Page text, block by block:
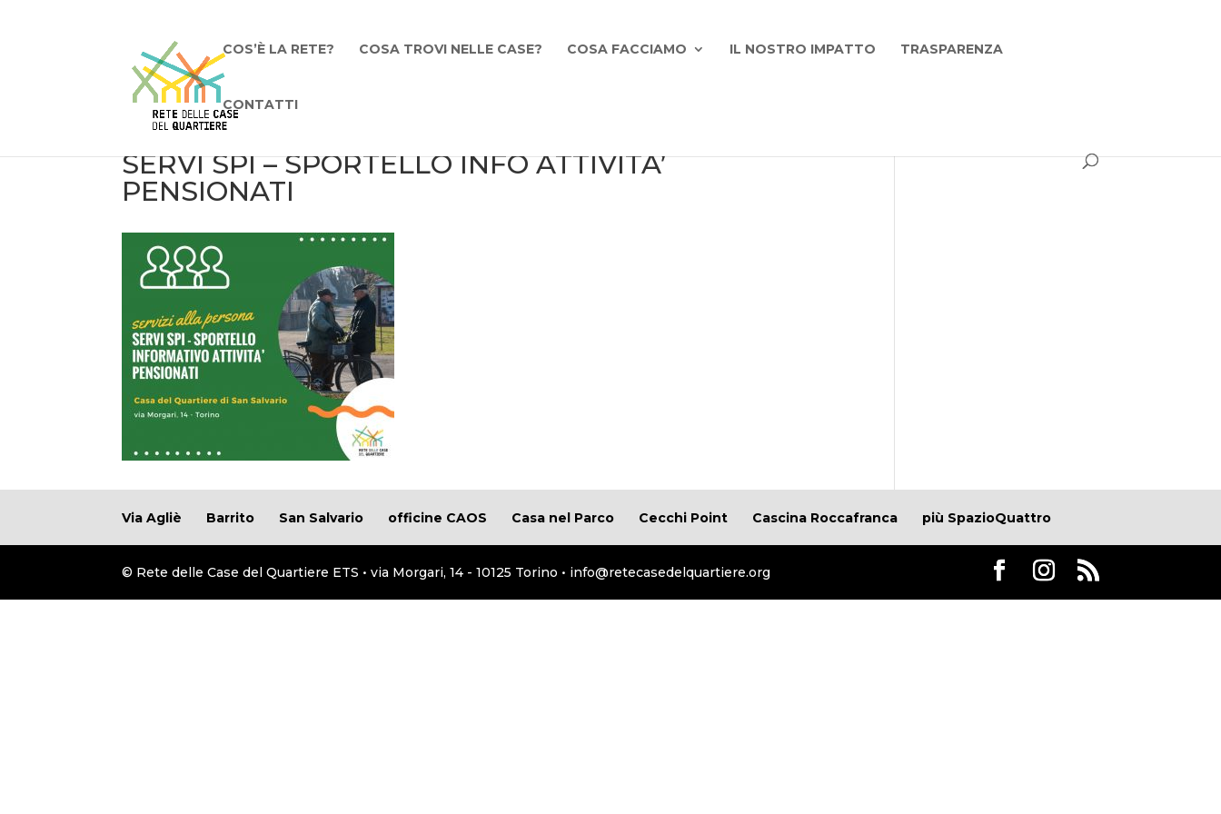
COS’È LA RETE? COSA TROVI NELLE CASE? COSA FACCIAMO IL NOSTRO IMPATTO TRASPARENZA
CONTATTI
SERVI SPI – SPORTELLO INFO ATTIVITA’
PENSIONATI
Via Agliè Barrito San Salvario officine CAOS Casa nel Parco Cecchi Point Cascina Roccafranca più SpazioQuattro
© Rete delle Case del Quartiere ETS • via Morgari, 14 - 10125 Torino • info@retecasedelquartiere.org